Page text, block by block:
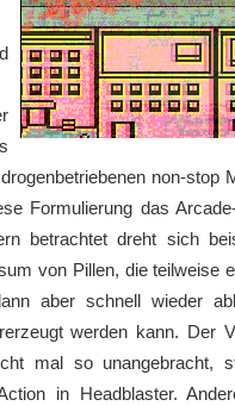
non-stop
Formulierung das
betrachtet dreht sich
von Pillen, die teilweise
aber schnell wieder
werden kann. Der
mal so unangebracht,
in Headblaster.